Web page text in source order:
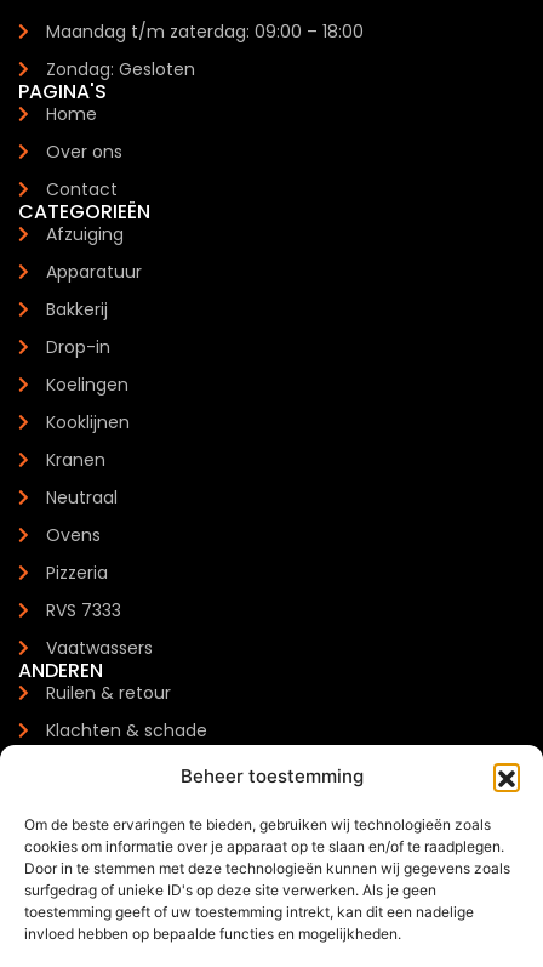
Beheer toestemming
Om de beste ervaringen te bieden, gebruiken wij technologieën zoals
cookies om informatie over je apparaat op te slaan en/of te raadplegen.
Door in te stemmen met deze technologieën kunnen wij gegevens zoals
surfgedrag of unieke ID's op deze site verwerken. Als je geen
toestemming geeft of uw toestemming intrekt, kan dit een nadelige
invloed hebben op bepaalde functies en mogelijkheden.
Maandag t/m zaterdag: 09:00 – 18:00
Zondag: Gesloten
PAGINA'S
Home
Over ons
Contact
CATEGORIEËN
Afzuiging
Apparatuur
Bakkerij
Drop-in
Koelingen
Kooklijnen
Kranen
Neutraal
Ovens
Pizzeria
RVS 7333
Vaatwassers
ANDEREN
Ruilen & retour
Klachten & schade
Meest gestelde vragen
CONTACTGEGEVENS
Zilverenberg 34, 5234 GM 's-Hertogenbosch
+31 085 - 06 00 126